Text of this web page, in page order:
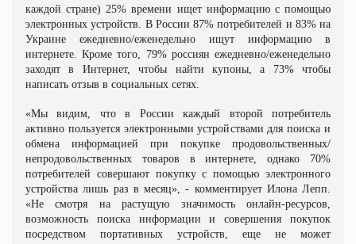
каждой стране) 25% времени ищет информацию с помощью
электронных устройств. В России 87% потребителей и 83% на
Украине ежедневно/еженедельно ищут информацию в
интернете. Кроме того, 79% россиян ежедневно/еженедельно
заходят в Интернет, чтобы найти купоны, а 73% чтобы
написать отзыв в социальных сетях.
«Мы видим, что в России каждый второй потребитель
активно пользуется электронными устройствами для поиска и
обмена информацией при покупке продовольственных/
непродовольственных товаров в интернете, однако 70%
потребителей совершают покупку с помощью электронного
устройства лишь раз в месяц», - комментирует Илона Лепп.
«Не смотря на растущую значимость онлайн-ресурсов,
возможность поиска информации и совершения покупок
посредством портативных устройств, еще не может